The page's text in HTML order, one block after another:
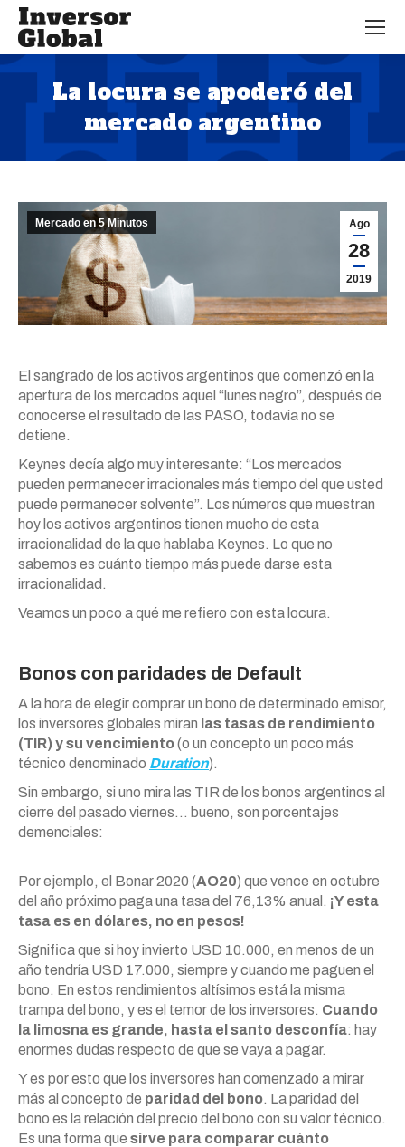
La locura se apoderó del
mercado argentino
Estás aquí:
Ago
28
2019
Mercado en 5 Minutos
El sangrado de los activos argentinos que comenzó en la
apertura de los mercados aquel “lunes negro”, después de
conocerse el resultado de las PASO, todavía no se
detiene.
Keynes decía algo muy interesante: “Los mercados
pueden permanecer irracionales más tiempo del que usted
puede permanecer solvente”. Los números que muestran
hoy los activos argentinos tienen mucho de esta
irracionalidad de la que hablaba Keynes. Lo que no
sabemos es cuánto tiempo más puede darse esta
irracionalidad.
Veamos un poco a qué me refiero con esta locura.
Bonos con paridades de Default
A la hora de elegir comprar un bono de determinado emisor,
los inversores globales miran las tasas de rendimiento
(TIR) y su vencimiento(o un concepto un poco más
técnico denominado Duration).
Sin embargo, si uno mira las TIR de los bonos argentinos al
cierre del pasado viernes… bueno, son porcentajes
demenciales:
Por ejemplo, el Bonar 2020 (AO20) que vence en octubre
del año próximo paga una tasa del 76,13% anual. ¡Y esta
tasa es en dólares, no en pesos!
Significa que si hoy invierto USD 10.000, en menos de un
año tendría USD 17.000, siempre y cuando me paguen el
bono. En estos rendimientos altísimos está la misma
trampa del bono, y es el temor de los inversores. Cuando
la limosna es grande, hasta el santo desconfía: hay
enormes dudas respecto de que se vaya a pagar.
Y es por esto que los inversores han comenzado a mirar
más al concepto de paridad del bono. La paridad del
bono es la relación del precio del bono con su valor técnico.
Es una forma que sirve para comparar cuánto